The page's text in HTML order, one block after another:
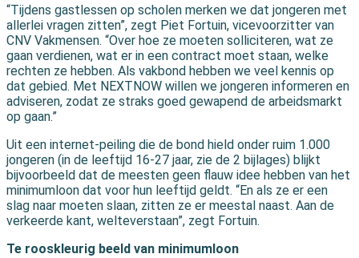
“Tijdens gastlessen op scholen merken we dat jongeren met
allerlei vragen zitten”, zegt Piet Fortuin, vicevoorzitter van
CNV Vakmensen. “Over hoe ze moeten solliciteren, wat ze
gaan verdienen, wat er in een contract moet staan, welke
rechten ze hebben. Als vakbond hebben we veel kennis op
dat gebied. Met NEXTNOW willen we jongeren informeren en
adviseren, zodat ze straks goed gewapend de arbeidsmarkt
op gaan.”
Uit een internet-peiling die de bond hield onder ruim 1.000
jongeren (in de leeftijd 16-27 jaar, zie de 2 bijlages) blijkt
bijvoorbeeld dat de meesten geen flauw idee hebben van het
minimumloon dat voor hun leeftijd geldt. “En als ze er een
slag naar moeten slaan, zitten ze er meestal naast. Aan de
verkeerde kant, welteverstaan”, zegt Fortuin.
Te rooskleurig beeld van minimumloon